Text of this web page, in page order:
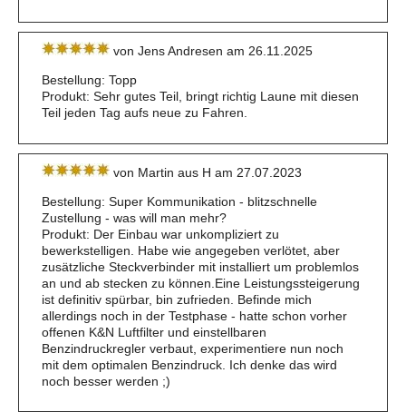
von Jens Andresen am 26.11.2025
Bestellung: Topp
Produkt: Sehr gutes Teil, bringt richtig Laune mit diesen
Teil jeden Tag aufs neue zu Fahren.
von Martin aus H am 27.07.2023
Bestellung: Super Kommunikation - blitzschnelle
Zustellung - was will man mehr?
Produkt: Der Einbau war unkompliziert zu
bewerkstelligen. Habe wie angegeben verlötet, aber
zusätzliche Steckverbinder mit installiert um problemlos
an und ab stecken zu können.Eine Leistungssteigerung
ist definitiv spürbar, bin zufrieden. Befinde mich
allerdings noch in der Testphase - hatte schon vorher
offenen K&N Luftfilter und einstellbaren
Benzindruckregler verbaut, experimentiere nun noch
mit dem optimalen Benzindruck. Ich denke das wird
noch besser werden ;)